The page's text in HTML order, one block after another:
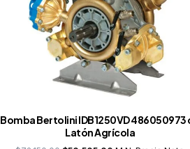
Bomba Bertolini IDB1250VD 486050973
Latón Agrícola